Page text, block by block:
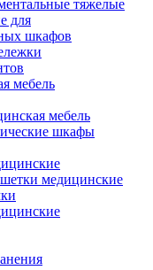
тяжелые
для
шкафов
мебель
мебель
шкафы
медицинские